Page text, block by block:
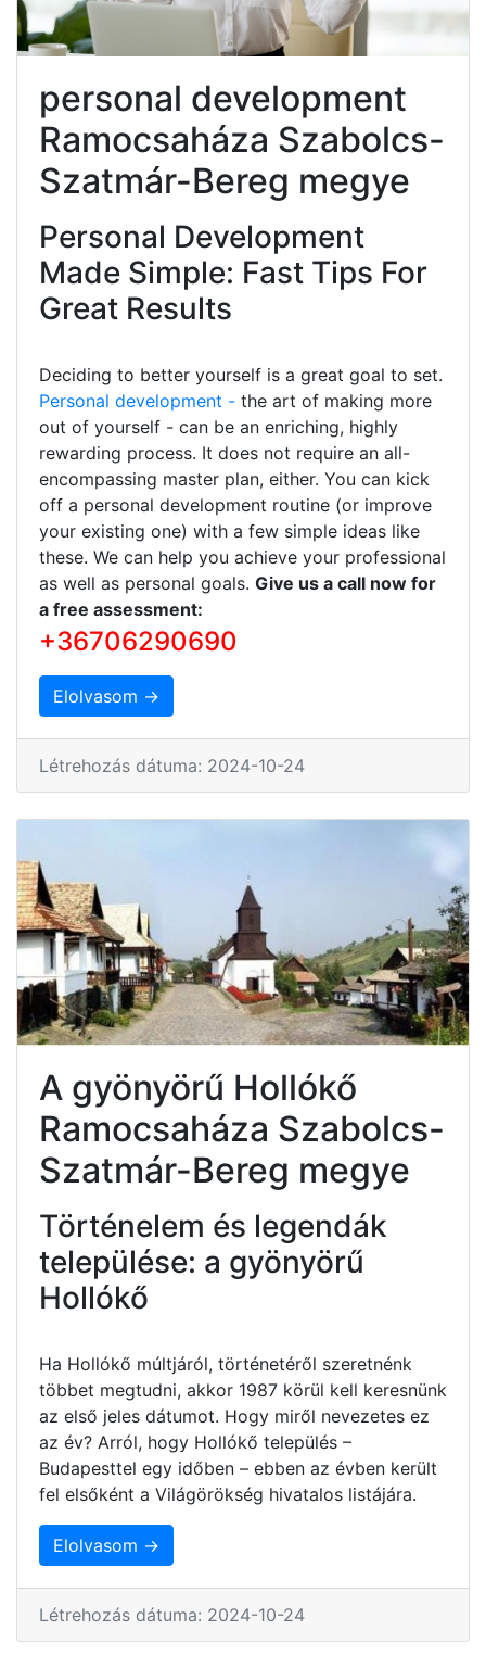
personal development
Ramocsaháza Szabolcs-
Szatmár-Bereg megye
Personal Development
Made Simple: Fast Tips For
Great Results
Deciding to better yourself is a great goal to set.
Personal development - the art of making more
out of yourself - can be an enriching, highly
rewarding process. It does not require an all-
encompassing master plan, either. You can kick
off a personal development routine (or improve
your existing one) with a few simple ideas like
these. We can help you achieve your professional
as well as personal goals. Give us a call now for
a free assessment:
+36706290690
Elolvasom →
Létrehozás dátuma: 2024-10-24
A gyönyörű Hollókő
Ramocsaháza Szabolcs-
Szatmár-Bereg megye
Történelem és legendák
települése: a gyönyörű
Hollókő
Ha Hollókő múltjáról, történetéről szeretnénk
többet megtudni, akkor 1987 körül kell keresnünk
az első jeles dátumot. Hogy miről nevezetes ez
az év? Arról, hogy Hollókő település –
Budapesttel egy időben – ebben az évben került
fel elsőként a Világörökség hivatalos listájára.
Elolvasom →
Létrehozás dátuma: 2024-10-24